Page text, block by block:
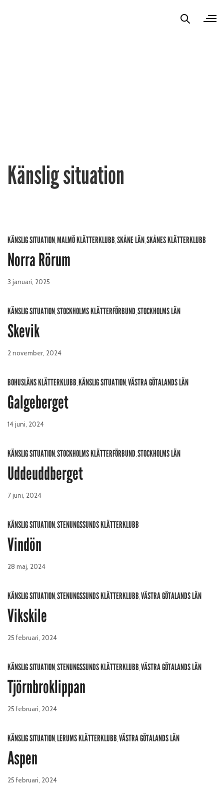
Känslig situation
KÄNSLIG SITUATION,MALMÖ KLÄTTERKLUBB,SKÅNE LÄN,SKÅNES KLÄTTERKLUBB
Norra Rörum
3 januari, 2025
KÄNSLIG SITUATION,STOCKHOLMS KLÄTTERFÖRBUND,STOCKHOLMS LÄN
Skevik
2 november, 2024
BOHUSLÄNS KLÄTTERKLUBB,KÄNSLIG SITUATION,VÄSTRA GÖTALANDS LÄN
Galgeberget
14 juni, 2024
KÄNSLIG SITUATION,STOCKHOLMS KLÄTTERFÖRBUND,STOCKHOLMS LÄN
Uddeuddberget
7 juni, 2024
KÄNSLIG SITUATION,STENUNGSSUNDS KLÄTTERKLUBB
Vindön
28 maj, 2024
KÄNSLIG SITUATION,STENUNGSSUNDS KLÄTTERKLUBB,VÄSTRA GÖTALANDS LÄN
Vikskile
25 februari, 2024
KÄNSLIG SITUATION,STENUNGSSUNDS KLÄTTERKLUBB,VÄSTRA GÖTALANDS LÄN
Tjörnbroklippan
25 februari, 2024
KÄNSLIG SITUATION,LERUMS KLÄTTERKLUBB,VÄSTRA GÖTALANDS LÄN
Aspen
25 februari, 2024